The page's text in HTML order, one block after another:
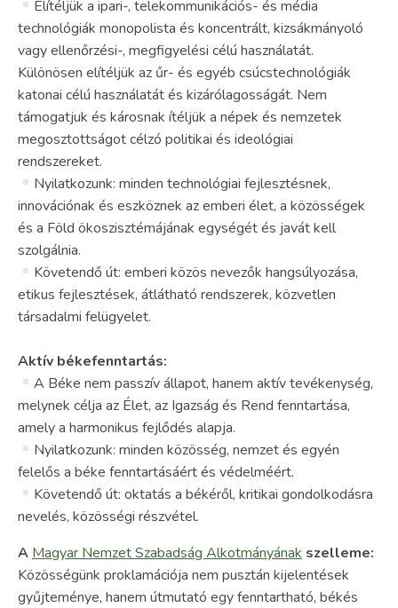
Elítéljük a ipari-, telekommunikációs- és média
technológiák monopolista és koncentrált, kizsákmányoló
vagy ellenőrzési-, megfigyelési célú használatát.
Különösen elítéljük az űr- és egyéb csúcstechnológiák
katonai célú használatát és kizárólagosságát. Nem
támogatjuk és károsnak ítéljük a népek és nemzetek
megosztottságot célzó politikai és ideológiai
rendszereket.
Nyilatkozunk: minden technológiai fejlesztésnek,
innovációnak és eszköznek az emberi élet, a közösségek
és a Föld ökoszisztémájának egységét és javát kell
szolgálnia.
Követendő út: emberi közös nevezők hangsúlyozása,
etikus fejlesztések, átlátható rendszerek, közvetlen
társadalmi felügyelet.
Aktív békefenntartás:
A Béke nem passzív állapot, hanem aktív tevékenység,
melynek célja az Élet, az Igazság és Rend fenntartása,
amely a harmonikus fejlődés alapja.
Nyilatkozunk: minden közösség, nemzet és egyén
felelős a béke fenntartásáért és védelméért.
Követendő út: oktatás a békéről, kritikai gondolkodásra
nevelés, közösségi részvétel.
A Magyar Nemzet Szabadság Alkotmányának szelleme:
Közösségünk proklamációja nem pusztán kijelentések
gyűjteménye, hanem útmutató egy fenntartható, békés